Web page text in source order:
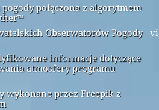
połączona z algorytmem
Obserwatorów Pogody
informacje dotyczące
atmosfery programu
wykonane przez Freepik z